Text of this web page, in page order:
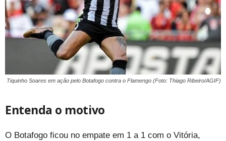
Tiquinho Soares em ação pelo Botafogo contra o Flamengo (Foto: Thiago Ribeiro/AGIF)
Entenda o motivo
O Botafogo ficou no empate em 1 a 1 com o Vitória,